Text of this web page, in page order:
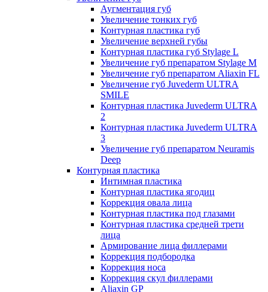
Аугментация губ
Увеличение тонких губ
Контурная пластика губ
Увеличение верхней губы
Контурная пластика губ Stylage L
Увеличение губ препаратом Stylage M
Увеличение губ препаратом Aliaxin FL
Увеличение губ Juvederm ULTRA
SMILE
Контурная пластика Juvederm ULTRA
2
Контурная пластика Juvederm ULTRA
3
Увеличение губ препаратом Neuramis
Deep
Контурная пластика
Интимная пластика
Контурная пластика ягодиц
Коррекция овала лица
Контурная пластика под глазами
Контурная пластика средней трети
лица
Армирование лица филлерами
Коррекция подбородка
Коррекция носа
Коррекция скул филлерами
Aliaxin GP